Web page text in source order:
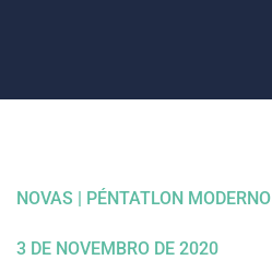
NOVAS | PÉNTATLON MODERNO
3 DE NOVEMBRO DE 2020